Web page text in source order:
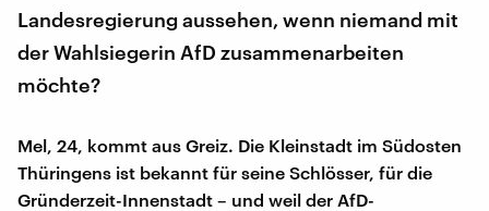
Landesregierung aussehen, wenn niemand mit
der Wahlsiegerin AfD zusammenarbeiten
möchte?
Mel, 24, kommt aus Greiz. Die Kleinstadt im Südosten
Thüringens ist bekannt für seine Schlösser, für die
Gründerzeit-Innenstadt – und weil der AfD-